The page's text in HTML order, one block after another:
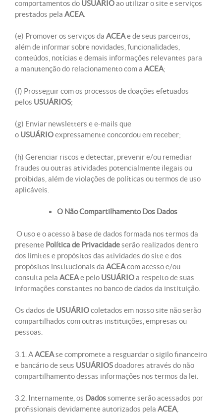
comportamentos do USUÁRIOao utilizar o site e serviços
prestados pela ACEA.
(e) Promover os serviços da ACEAe de seus parceiros,
além de informar sobre novidades, funcionalidades,
conteúdos, notícias e demais informações relevantes para
a manutenção do relacionamento com a ACEA;
(f) Prosseguir com os processos de doações efetuados
pelos USUÁRIOS;
(g) Enviar newsletters e e-mails que
o USUÁRIOexpressamente concordou em receber;
(h) Gerenciar riscos e detectar, prevenir e/ou remediar
fraudes ou outras atividades potencialmente ilegais ou
proibidas, além de violações de políticas ou termos de uso
aplicáveis.
O Não Compartilhamento Dos Dados
O uso e o acesso à base de dados formada nos termos da
presente Política de Privacidadeserão realizados dentro
dos limites e propósitos das atividades do site e dos
propósitos institucionais da ACEAcom acesso e/ou
consulta pela ACEAe pelo USUÁRIOa respeito de suas
informações constantes no banco de dados da instituição.
Os dados de USUÁRIOcoletados em nosso site não serão
compartilhados com outras instituições, empresas ou
pessoas.
3.1. AACEAse compromete a resguardar o sigilo financeiro
e bancário de seus USUÁRIOSdoadores através do não
compartilhamento dessas informações nos termos da lei.
3.2. Internamente, os Dadossomente serão acessados por
profissionais devidamente autorizados pela ACEA,